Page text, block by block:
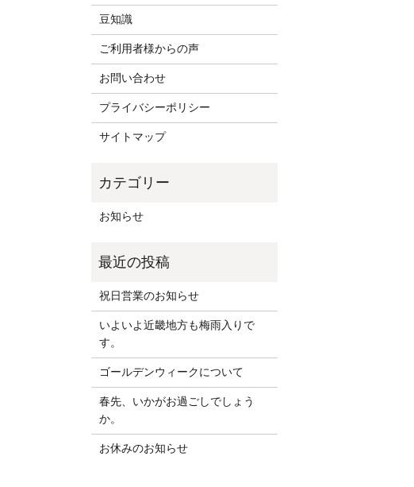
豆知識
ご利用者様からの声
お問い合わせ
プライバシーポリシー
サイトマップ
お知らせ
祝日営業のお知らせ
いよいよ近畿地方も梅雨入りで
す。
ゴールデンウィークについて
春先、いかがお過ごしでしょう
か。
お休みのお知らせ